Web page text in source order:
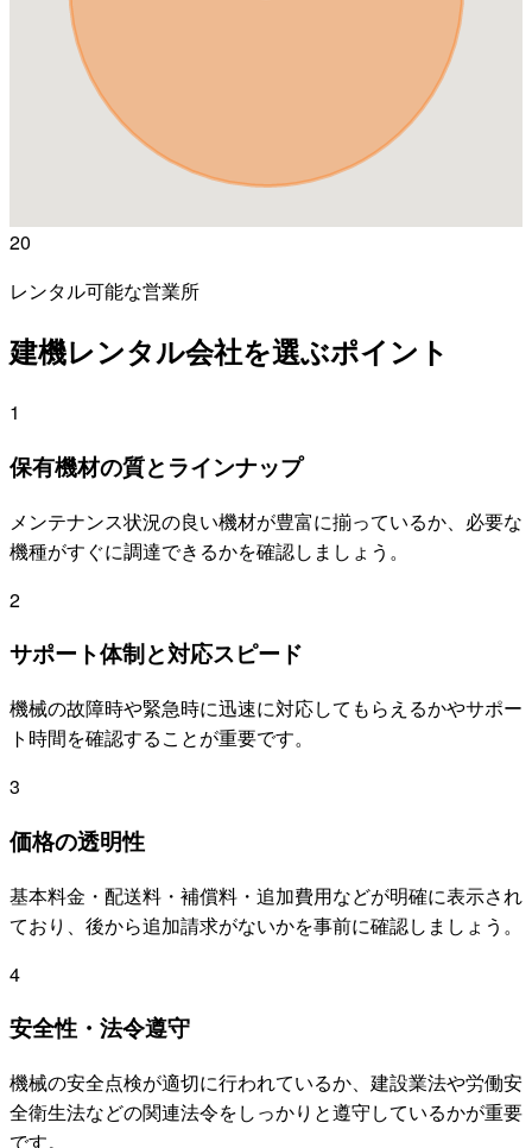
20
レンタル可能な営業所
建機レンタル会社を選ぶポイント
1
保有機材の質とラインナップ
メンテナンス状況の良い機材が豊富に揃っているか、必要な
機種がすぐに調達できるかを確認しましょう。
2
サポート体制と対応スピード
機械の故障時や緊急時に迅速に対応してもらえるかやサポー
ト時間を確認することが重要です。
3
価格の透明性
基本料金・配送料・補償料・追加費用などが明確に表示され
ており、後から追加請求がないかを事前に確認しましょう。
4
安全性・法令遵守
機械の安全点検が適切に行われているか、建設業法や労働安
全衛生法などの関連法令をしっかりと遵守しているかが重要
です。